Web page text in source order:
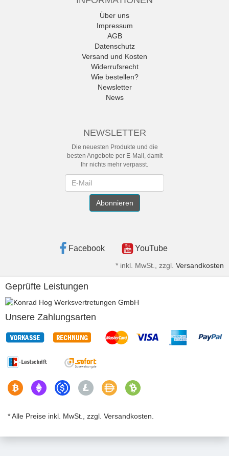
Über uns
Impressum
AGB
Datenschutz
Versand und Kosten
Widerrufsrecht
Wie bestellen?
Newsletter
News
NEWSLETTER
Die neuesten Produkte und die
besten Angebote per E-Mail, damit
Ihr nichts mehr verpasst.
Abonnieren
Facebook YouTube
* inkl. MwSt., zzgl. Versandkosten
Geprüfte Leistungen
Unsere Zahlungsarten
* Alle Preise inkl. MwSt., zzgl. Versandkosten.